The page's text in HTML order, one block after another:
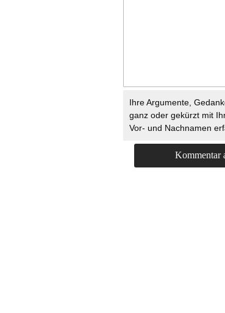
Ihre Argumente,
ganz oder gekürzt mit
Vor- und Nachnamen